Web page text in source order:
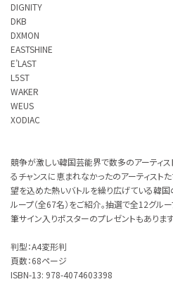
DIGNITY
DKB
DXMON
EASTSHINE
E’LAST
L5ST
WAKER
WEUS
XODIAC
競争が激しい韓国芸能界で数多のアーティ
るチャンスに恵まれなかったのアーティスト
望を込めた熱いバトルを繰り広げている韓国
ループ（全67名）をご紹介。抽選で全12グ
筆サイン入りポスターのプレゼントもありま
判型：A4変形判
頁数：68ページ
ISBN-13:‎ 978-4074603398